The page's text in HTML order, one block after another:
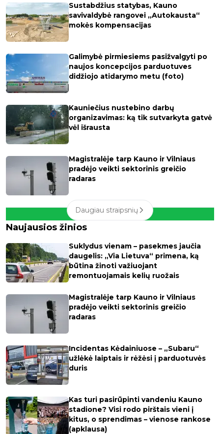
Sustabdžius statybas, Kauno
savivaldybė rangovei „Autokausta“
mokės kompensacijas
Galimybė pirmiesiems pasižvalgyti po
naujos koncepcijos parduotuves
didžiojo atidarymo metu (foto)
Kauniečius nustebino darbų
organizavimas: ką tik sutvarkyta gatvė
vėl išrausta
Magistralėje tarp Kauno ir Vilniaus
pradėjo veikti sektorinis greičio
radaras
Daugiau straipsnių
Naujausios žinios
Suklydus vienam – pasekmes jaučia
daugelis: „Via Lietuva“ primena, ką
būtina žinoti važiuojant
remontuojamais kelių ruožais
Magistralėje tarp Kauno ir Vilniaus
pradėjo veikti sektorinis greičio
radaras
Incidentas Kėdainiuose – „Subaru“
užlėkė laiptais ir rėžėsi į parduotuvės
duris
Kas turi pasirūpinti vandeniu Kauno
stadione? Visi rodo pirštais vieni į
kitus, o sprendimas – vienose rankose
(apklausa)